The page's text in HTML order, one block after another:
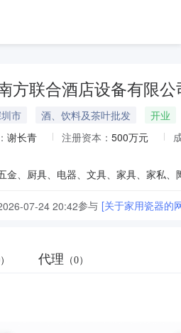
方联合酒店设备有限公
市 酒、饮料及茶叶批发
开业
谢长青 注册资本： 500万元
07-24 20:42参与 [关于家用瓷器的
代理 （0）